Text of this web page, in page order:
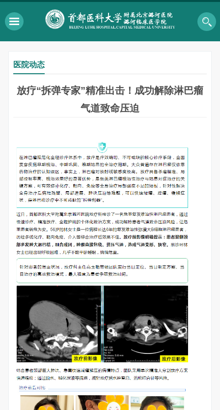
医院动态
放疗“拆弹专家”精准出击！成功解除淋巴瘤
气道致命压迫